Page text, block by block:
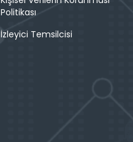
Politikası
İzleyici Temsilcisi